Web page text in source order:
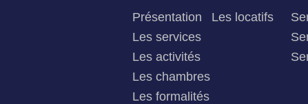
Présentation
Les services
Les activités
Les chambres
Les formalités
Les locatifs